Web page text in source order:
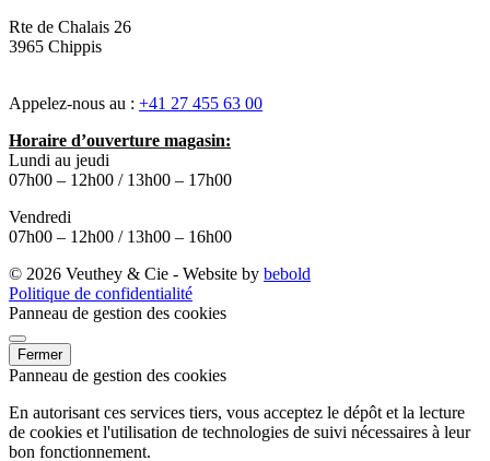
Rte de Chalais 26
3965 Chippis
Appelez-nous au : +41 27 455 63 00
Horaire d’ouverture magasin:
Lundi au jeudi
07h00 – 12h00 / 13h00 – 17h00
Vendredi
07h00 – 12h00 / 13h00 – 16h00
© 2026 Veuthey & Cie - Website by bebold
Politique de confidentialité
Panneau de gestion des cookies
Fermer
Panneau de gestion des cookies
En autorisant ces services tiers, vous acceptez le dépôt et la lecture
de cookies et l'utilisation de technologies de suivi nécessaires à leur
bon fonctionnement.